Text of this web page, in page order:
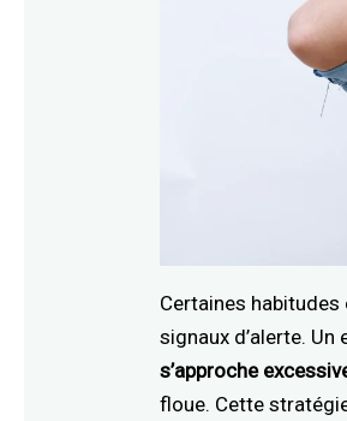
Certaines
signaux d’alerte.
s’approche
floue. Cette